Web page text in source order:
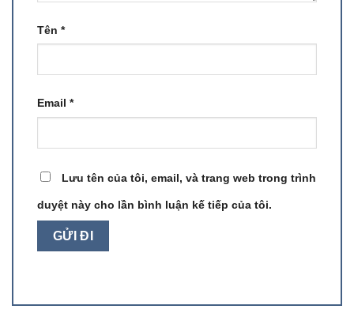
Tên *
Email *
Lưu tên của tôi, email, và trang web trong trình
duyệt này cho lần bình luận kế tiếp của tôi.